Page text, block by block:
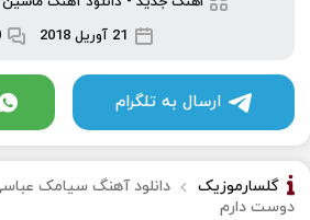
21 آوریل 2018
ارسال به تلگرام
گلسارموزیک
دانلود آهنگ سیامک
دوست دارم